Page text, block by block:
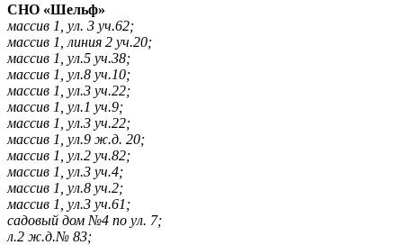
СНО «Шельф»
массив 1, ул. 3 уч.62;
массив 1, линия 2 уч.20;
массив 1, ул.5 уч.38;
массив 1, ул.8 уч.10;
массив 1, ул.3 уч.22;
массив 1, ул.1 уч.9;
массив 1, ул.3 уч.22;
массив 1, ул.9 ж.д. 20;
массив 1, ул.2 уч.82;
массив 1, ул.3 уч.4;
массив 1, ул.8 уч.2;
массив 1, ул.3 уч.61;
садовый дом №4 по ул. 7;
л.2 ж.д.№ 83;